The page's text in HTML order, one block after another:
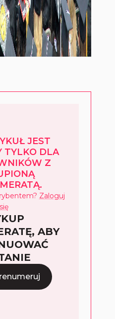
JEST
TYLKO DLA
Z
Zaloguj
się
ABY